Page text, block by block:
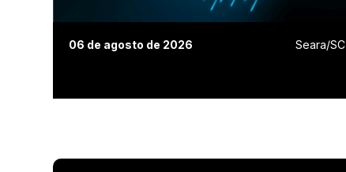
06 de agosto de 2026 Seara/SC